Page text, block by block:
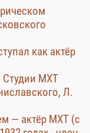
как актёр
Студии МХТ
Л.
— актёр МХТ (с